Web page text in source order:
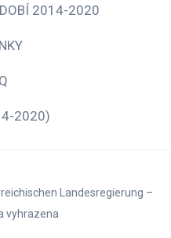
2014-2020
2020)
Landesregierung –
vyhrazena